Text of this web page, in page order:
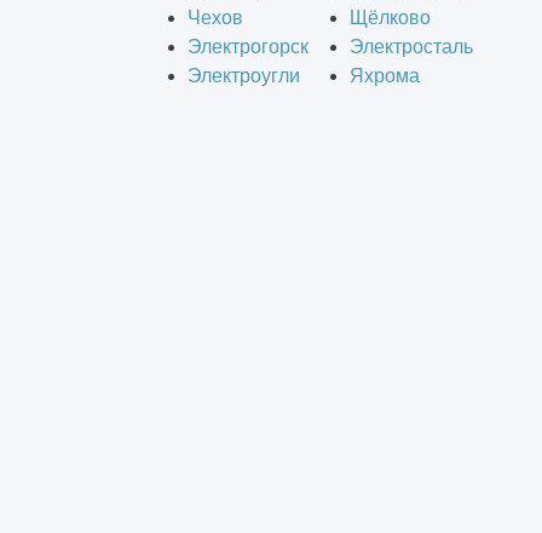
Чехов
Щёлково
Электрогорск
Электросталь
Электроугли
Яхрома